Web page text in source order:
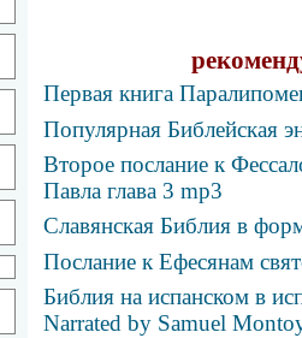
Первая книга
Популярная Библейская
Второе послание к
Павла глава 3 mp3
Славянская Библия в
Послание к Ефесянам
Библия на испанском в
Narrated by Samuel